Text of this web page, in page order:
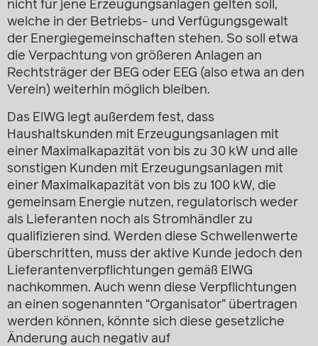
nicht für jene Erzeugungsanlagen gelten soll,
welche in der Betriebs- und Verfügungsgewalt
der Energiegemeinschaften stehen. So soll etwa
die Verpachtung von größeren Anlagen an
Rechtsträger der BEG oder EEG (also etwa an den
Verein) weiterhin möglich bleiben.
Das ElWG legt außerdem fest, dass
Haushaltskunden mit Erzeugungsanlagen mit
einer Maximalkapazität von bis zu 30 kW und alle
sonstigen Kunden mit Erzeugungsanlagen mit
einer Maximalkapazität von bis zu 100 kW, die
gemeinsam Energie nutzen, regulatorisch weder
als Lieferanten noch als Stromhändler zu
qualifizieren sind. Werden diese Schwellenwerte
überschritten, muss der aktive Kunde jedoch den
Lieferantenverpflichtungen gemäß ElWG
nachkommen. Auch wenn diese Verpflichtungen
an einen sogenannten “Organisator” übertragen
werden können, könnte sich diese gesetzliche
Änderung auch negativ auf